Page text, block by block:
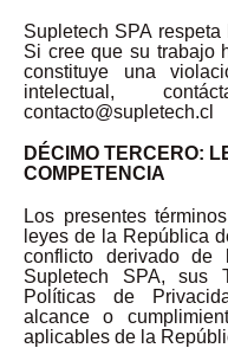
Supletech SPA
Si cree que su trabajo
constituye una
intelectual,
contacto@supletech.cl
DÉCIMO TERCERO:
COMPETENCIA
Los presentes
leyes de la República
conflicto derivado
Supletech SPA, sus
Políticas de
alcance o
aplicables de la